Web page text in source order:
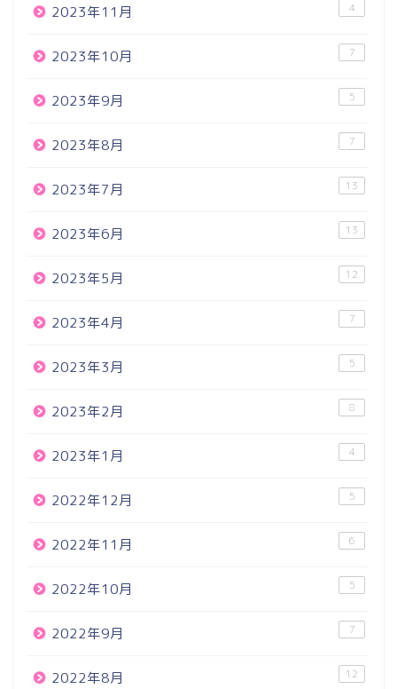
2023年11月 4
2023年10月 7
2023年9月 5
2023年8月 7
2023年7月 13
2023年6月 13
2023年5月 12
2023年4月 7
2023年3月 5
2023年2月 8
2023年1月 4
2022年12月 5
2022年11月 6
2022年10月 5
2022年9月 7
2022年8月 12